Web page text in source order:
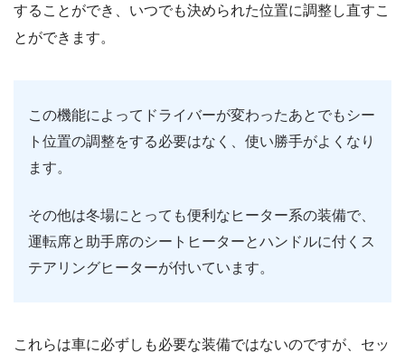
することができ、いつでも決められた位置に調整し直すこ
とができます。
この機能によってドライバーが変わったあとでもシー
ト位置の調整をする必要はなく、使い勝手がよくなり
ます。
その他は冬場にとっても便利なヒーター系の装備で、
運転席と助手席のシートヒーターとハンドルに付くス
テアリングヒーターが付いています。
これらは車に必ずしも必要な装備ではないのですが、セッ